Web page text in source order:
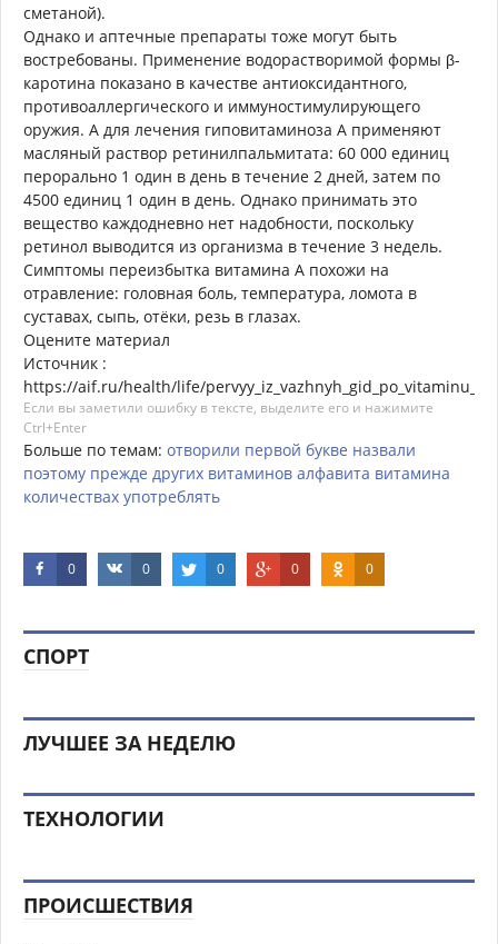
сметаной).
Однако и аптечные препараты тоже могут быть
востребованы. Применение водораст­воримой формы β-
каротина показано в качестве антиоксидантного,
противоаллергического и иммуно­стимулирующего
оружия. А для лечения гиповитаминоза А применяют
масляный раствор ретинилпальмитата: 60 000 единиц
перорально 1 один в день в течение 2 дней, затем по
4500 единиц 1 один в день. Однако принимать это
вещество каждодневно нет надобности, поскольку
ретинол выводится из организма в течение 3 недель.
Симптомы переизбытка витамина А похожи на
отравление: головная боль, температура, ломота в
суставах, сыпь, отёки, резь в глазах.
Оцените материал
Источник :
https://aif.ru/health/life/pervyy_iz_vazhnyh_gid_po_vitaminu_a
Если вы заметили ошибку в тексте, выделите его и нажимите
Ctrl+Enter
Больше по темам: отворили первой букве назвали
поэтому прежде других витаминов алфавита витамина
количествах употреблять
0 0 0 0 0
СПОРТ
ЛУЧШЕЕ ЗА НЕДЕЛЮ
ТЕХНОЛОГИИ
ПРОИСШЕСТВИЯ